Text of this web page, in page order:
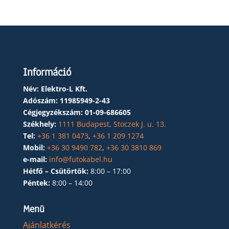
Információ
Név: Elektro-L Kft.
Adószám: 11985949-2-43
Cégjegyzékszám: 01-09-686605
Székhely: 1111 Budapest, Stoczek J. u. 13.
Tel: +36 1 381 0473, +36 1 209 1274
Mobil: +36 30 9490 782, +36 30 3810 869
e-mail: info@futokabel.hu
Hétfő – Csütörtök: 8:00 – 17:00
Péntek: 8:00 – 14:00
Menü
Ajánlatkérés